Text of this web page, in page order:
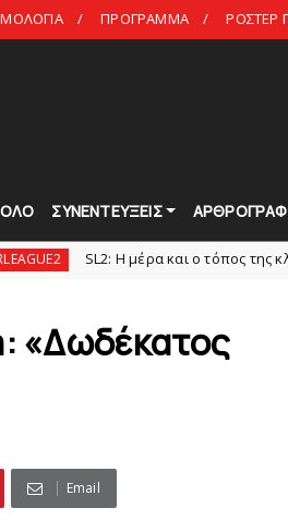
ΠΡΟΓΡΑΜΜΑ ΡΟΣΤΕΡ
ΣΥΝΕΝΤΕΥΞΕΙΣ
SL2: Η μέρα και ο τόπος της κλήρωσης
«Δωδέκατος
Email